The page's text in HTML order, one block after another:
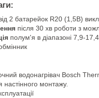
2 батарейок R20 (1,5В)
після 30 хв роботи з
полум'я в діапазоні 7,9-17,4
водонагрівач Bosch
настінного монтажу.